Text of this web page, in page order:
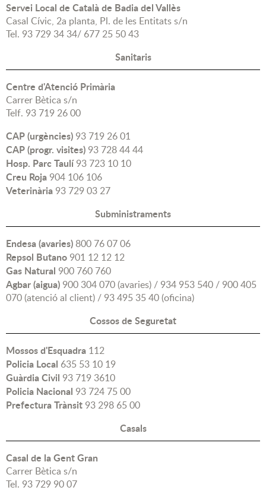
Servei Local de Català de Badia del Vallès
Casal Cívic, 2a planta, Pl. de les Entitats s/n
Tel. 93 729 34 34/ 677 25 50 43
Sanitaris
Centre d'Atenció Primària
Carrer Bètica s/n
Telf. 93 719 26 00
CAP (urgències) 93 719 26 01
CAP (progr. visites) 93 728 44 44
Hosp. Parc Taulí93 723 10 10
Creu Roja 904 106 106
Veterinària 93 729 03 27
Subministraments
Endesa (avaries)800 76 07 06
Repsol Butano 901 12 12 12
Gas Natural 900 760 760
Agbar (aigua) 900 304 070 (avaries) / 934 953 540 / 900 405
070 (atenció al client) / 93 495 35 40 (oficina)
Cossos de Seguretat
Mossos d'Esquadra 112
Policia Local 635 53 10 19
Guàrdia Civil 93 719 3610
Policia Nacional 93 724 75 00
Prefectura Trànsit 93 298 65 00
Casals
Casal de la Gent Gran
Carrer Bètica s/n
Tel. 93 729 90 07